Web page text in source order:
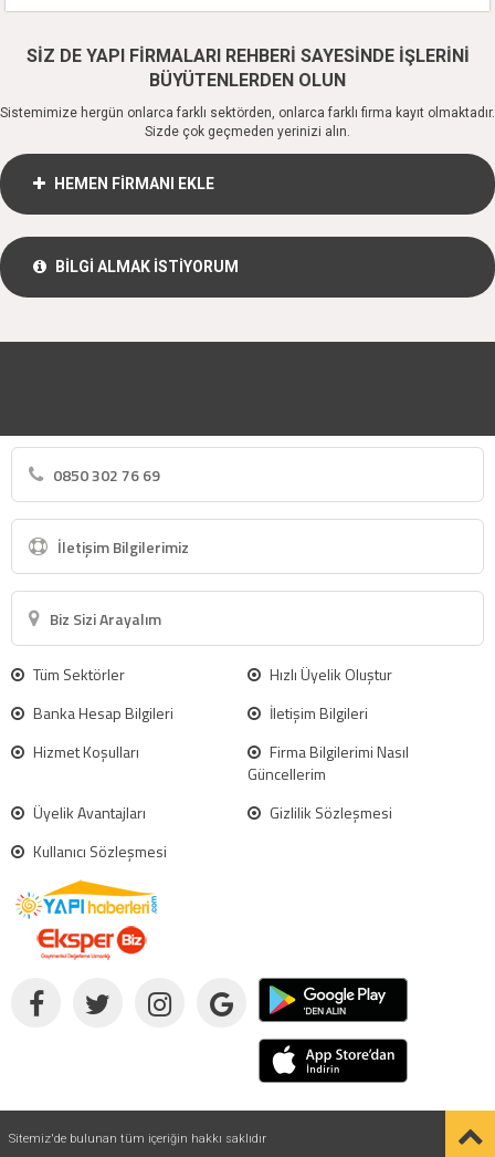
SİZ DE YAPI FİRMALARI REHBERİ SAYESİNDE İŞLERİNİ
BÜYÜTENLERDEN OLUN
Sistemimize hergün onlarca farklı sektörden, onlarca farklı firma kayıt olmaktadır.
Sizde çok geçmeden yerinizi alın.
HEMEN FİRMANI EKLE
BİLGİ ALMAK İSTİYORUM
0850 302 76 69
İletişim Bilgilerimiz
Biz Sizi Arayalım
Tüm Sektörler
Hızlı Üyelik Oluştur
Banka Hesap Bilgileri
İletişim Bilgileri
Hizmet Koşulları
Firma Bilgilerimi Nasıl
Güncellerim
Üyelik Avantajları
Gizlilik Sözleşmesi
Kullanıcı Sözleşmesi
Sitemiz'de bulunan tüm içeriğin hakkı saklıdır